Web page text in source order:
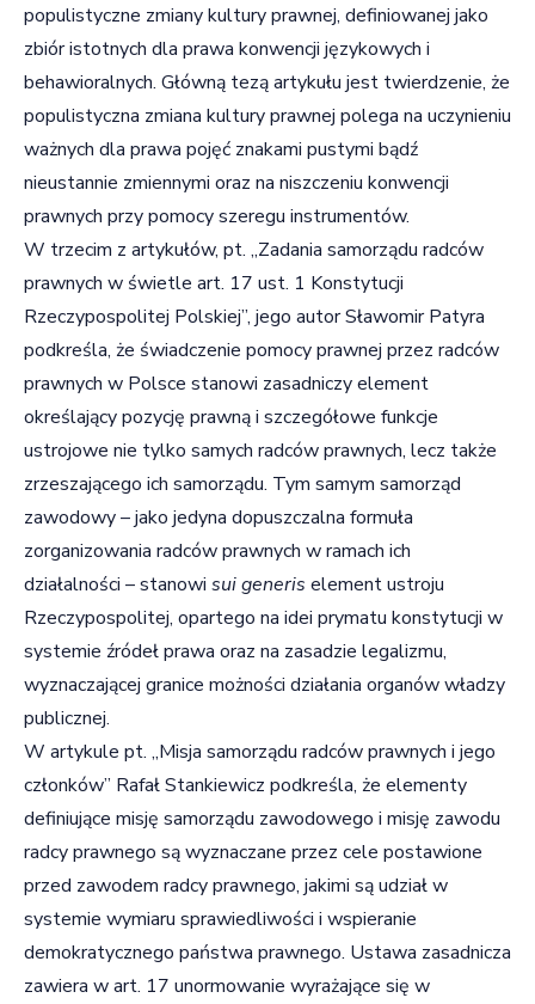
populistyczne zmiany kultury prawnej, definiowanej jako
zbiór istotnych dla prawa konwencji językowych i
behawioralnych. Główną tezą artykułu jest twierdzenie, że
populistyczna zmiana kultury prawnej polega na uczynieniu
ważnych dla prawa pojęć znakami pustymi bądź
nieustannie zmiennymi oraz na niszczeniu konwencji
prawnych przy pomocy szeregu instrumentów.
W trzecim z artykułów, pt. „Zadania samorządu radców
prawnych w świetle art. 17 ust. 1 Konstytucji
Rzeczypospolitej Polskiej”, jego autor Sławomir Patyra
podkreśla, że świadczenie pomocy prawnej przez radców
prawnych w Polsce stanowi zasadniczy element
określający pozycję prawną i szczegółowe funkcje
ustrojowe nie tylko samych radców prawnych, lecz także
zrzeszającego ich samorządu. Tym samym samorząd
zawodowy – jako jedyna dopuszczalna formuła
zorganizowania radców prawnych w ramach ich
działalności – stanowi sui generis element ustroju
Rzeczypospolitej, opartego na idei prymatu konstytucji w
systemie źródeł prawa oraz na zasadzie legalizmu,
wyznaczającej granice możności działania organów władzy
publicznej.
W artykule pt. „Misja samorządu radców prawnych i jego
członków” Rafał Stankiewicz podkreśla, że elementy
definiujące misję samorządu zawodowego i misję zawodu
radcy prawnego są wyznaczane przez cele postawione
przed zawodem radcy prawnego, jakimi są udział w
systemie wymiaru sprawiedliwości i wspieranie
demokratycznego państwa prawnego. Ustawa zasadnicza
zawiera w art. 17 unormowanie wyrażające się w